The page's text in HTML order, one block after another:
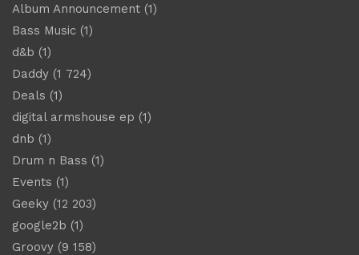
Album Announcement (1)
Bass Music (1)
d&b (1)
Daddy (1 724)
Deals (1)
digital armshouse ep (1)
dnb (1)
Drum n Bass (1)
Events (1)
Geeky (12 203)
google2b (1)
Groovy (9 158)